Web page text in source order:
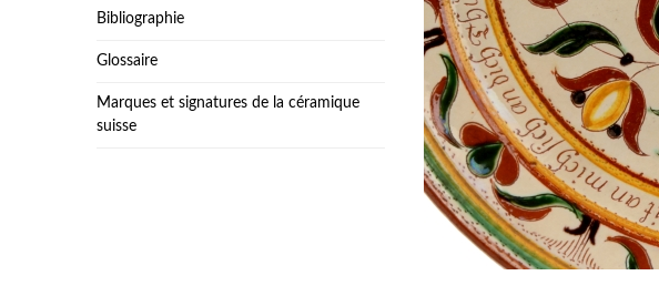
Bibliographie
Glossaire
Marques et signatures de la céramique
suisse